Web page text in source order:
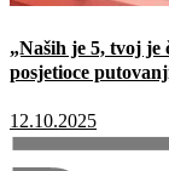
„Naših je 5, tvoj
posjetioce
12.10.2025